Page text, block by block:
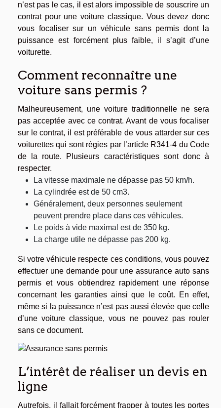
n’est pas le cas, il est alors impossible de souscrire un
contrat pour une voiture classique. Vous devez donc
vous focaliser sur un véhicule sans permis dont la
puissance est forcément plus faible, il s’agit d’une
voiturette.
Comment reconnaître une
voiture sans permis ?
Malheureusement, une voiture traditionnelle ne sera
pas acceptée avec ce contrat. Avant de vous focaliser
sur le contrat, il est préférable de vous attarder sur ces
voiturettes qui sont régies par l’article R341-4 du Code
de la route. Plusieurs caractéristiques sont donc à
respecter.
La vitesse maximale ne dépasse pas 50 km/h.
La cylindrée est de 50 cm3.
Généralement, deux personnes seulement
peuvent prendre place dans ces véhicules.
Le poids à vide maximal est de 350 kg.
La charge utile ne dépasse pas 200 kg.
Si votre véhicule respecte ces conditions, vous pouvez
effectuer une demande pour une assurance auto sans
permis et vous obtiendrez rapidement une réponse
concernant les garanties ainsi que le coût. En effet,
même si la puissance n’est pas aussi élevée que celle
d’une voiture classique, vous ne pouvez pas rouler
sans ce document.
L’intérêt de réaliser un devis en
ligne
Autrefois, il fallait forcément frapper à toutes les portes